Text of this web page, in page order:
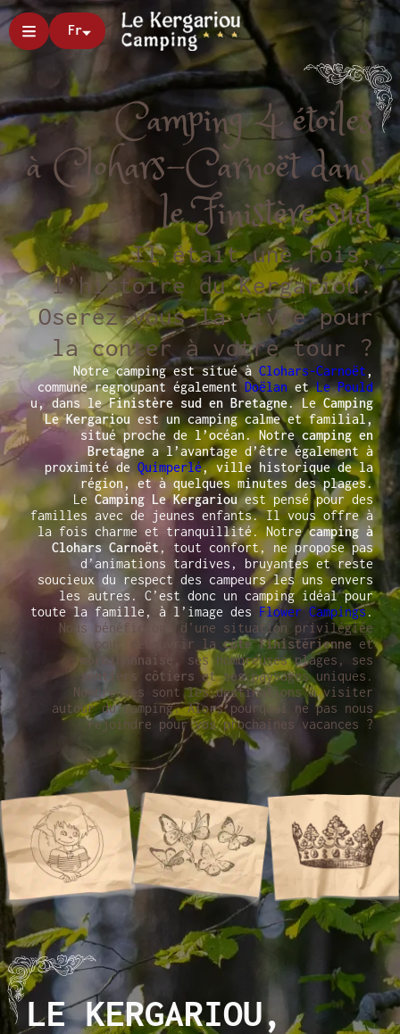
Fr
Camping 4 étoiles
à Clohars-Carnoët dans
le Finistère sud
Il était une fois,
l’histoire du Kergariou.
Oserez-vous la vivre pour
la conter à votre tour ?
Notre camping est situé àClohars-Carnoët ,
commune regroupant égalementDoëlanetLe Pould
u, dans leFinistère sud en Bretagne. LeCamping
Le Kergariou est un camping calme et familial,
situé proche de l’océan. Notrecamping en
Bretagne a l’avantage d’être également à
proximité deQuimperlé, ville historique de la
région, et à quelques minutes des plages.
LeCamping Le Kergariouest pensé pour des
familles avec de jeunes enfants. Il vous offre à
la fois charme et tranquillité. Notrecamping à
Clohars Carnoët , tout confort, ne propose pas
d’animations tardives, bruyantes et reste
soucieux du respect des campeurs les uns envers
les autres. C’est donc un camping idéal pour
toute la famille, à l’image des Flower Campings.
Nous bénéficions d’une situation privilégiée
pour découvrir lacôte finistérienne et
morbihannaise
, ses nombreuses plages, ses
sentiers côtiers et ses paysages uniques.
Nombreuses sont les destinations à visiter
autour du camping. Alors pourquoi ne pas nous
rejoindre pour vos prochaines vacances ?
LE KERGARIOU,